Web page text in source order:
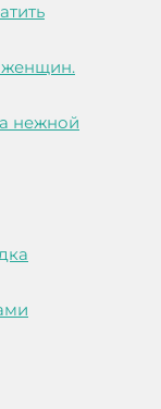
женщин.
нежной